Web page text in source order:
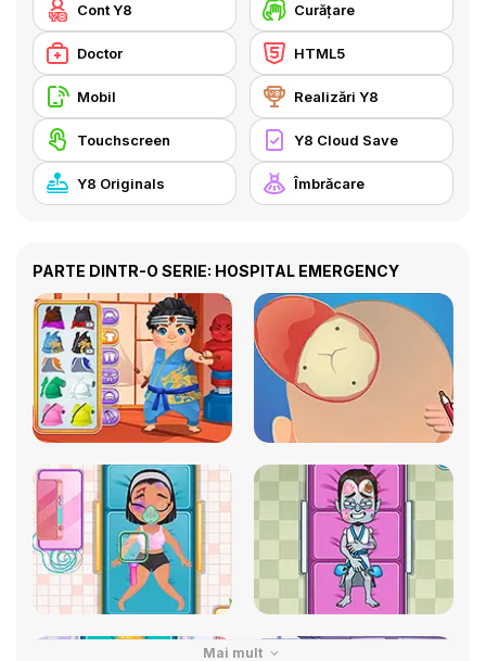
Cont Y8 Curățare
Doctor HTML5
Mobil Realizări Y8
Touchscreen Y8 Cloud Save
Y8 Originals Îmbrăcare
PARTE DINTR-O SERIE: HOSPITAL EMERGENCY
Mai mult